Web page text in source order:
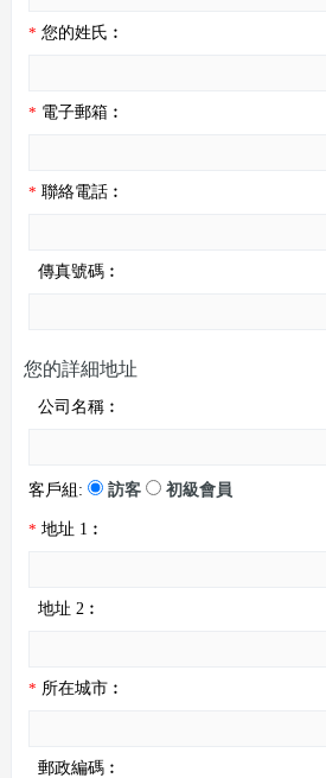
* 您的姓氏︰
* 電子郵箱︰
* 聯絡電話︰
傳真號碼︰
您的詳細地址
公司名稱︰
客戶組: 訪客 初級會員
* 地址 1︰
地址 2︰
* 所在城市︰
郵政編碼︰